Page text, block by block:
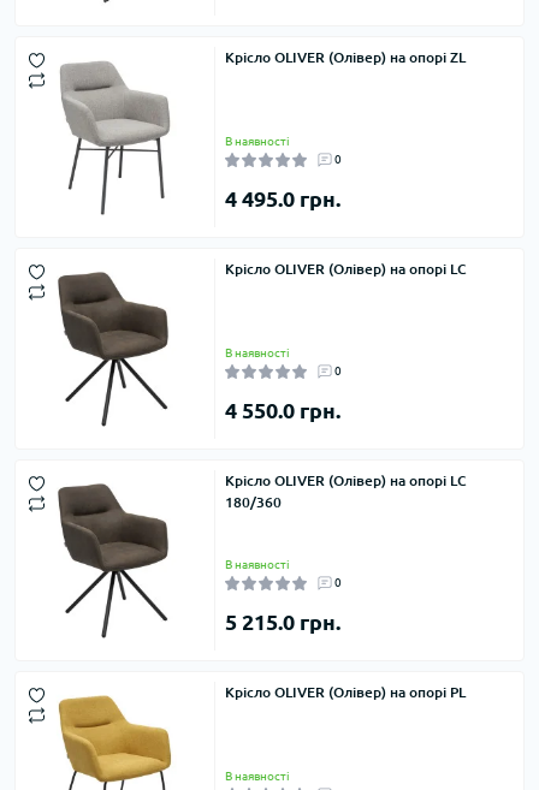
Крісло OLIVER (Олівер) на опорі ZL
В наявності
0
4 495.0 грн.
Крісло OLIVER (Олівер) на опорі LC
В наявності
0
4 550.0 грн.
Крісло OLIVER (Олівер) на опорі LC
180/360
В наявності
0
5 215.0 грн.
Крісло OLIVER (Олівер) на опорі PL
В наявності